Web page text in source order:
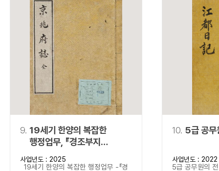
9. 19세기 한양의 복잡한
행정업무, 『경조부지
(京兆府誌)』
사업년도 : 2025
19세기 한양의 복잡한 행정업무 -『경
10. 5급 공무
사업년도 : 2022
5급 공무원의